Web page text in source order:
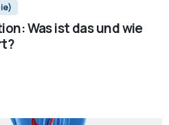
Was ist das und wie